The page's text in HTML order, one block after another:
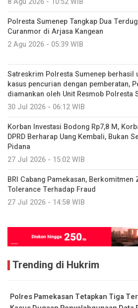
Polresta Sumenep Tangkap Dua
Curanmor di Arjasa Kangean
2 Agu 2026 - 05:39 WIB
Satreskrim Polresta Sumenep berhasil
kasus pencurian dengan pemberatan,
diamankan oleh Unit Resmob Polresta
30 Jul 2026 - 06:12 WIB
Korban Investasi Bodong Rp7,8 M,
DPRD Berharap Uang Kembali, Bukan
Pidana
27 Jul 2026 - 15:02 WIB
BRI Cabang Pamekasan, Berkomitmen
Tolerance Terhadap Fraud
27 Jul 2026 - 14:58 WIB
Trending di Hukrim
Polres Pamekasan Tetapkan Tiga